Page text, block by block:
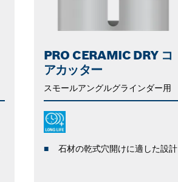
PRO CERAMIC DRY コ
アカッター
スモールアングルグラインダー用
石材の乾式穴開けに適した設計